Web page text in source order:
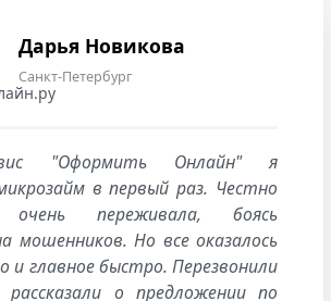
Дарья Новикова
Санкт-Петербург
"Оформить Онлайн" я
в первый раз. Честно
очень переживала, боясь
мошенников. Но все оказалось
и главное быстро. Перезвонили
рассказали о предложении по